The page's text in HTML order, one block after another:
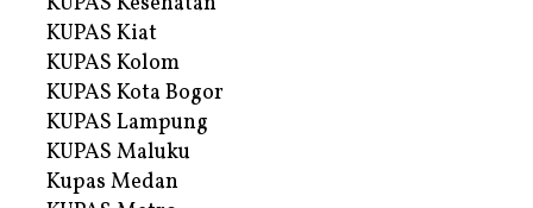
KUPAS Kiat
KUPAS Kolom
KUPAS Kota Bogor
KUPAS Lampung
KUPAS Maluku
Kupas Medan